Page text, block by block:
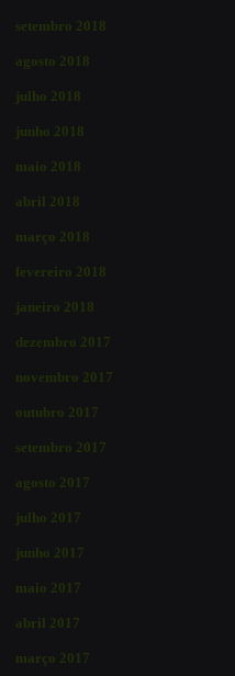
setembro 2018
agosto 2018
julho 2018
junho 2018
maio 2018
abril 2018
março 2018
fevereiro 2018
janeiro 2018
dezembro 2017
novembro 2017
outubro 2017
setembro 2017
agosto 2017
julho 2017
junho 2017
maio 2017
abril 2017
março 2017